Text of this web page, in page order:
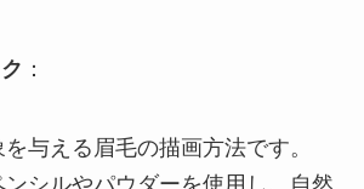
：
与える眉毛の描画方法です。
シルやパウダーを使用し、自然